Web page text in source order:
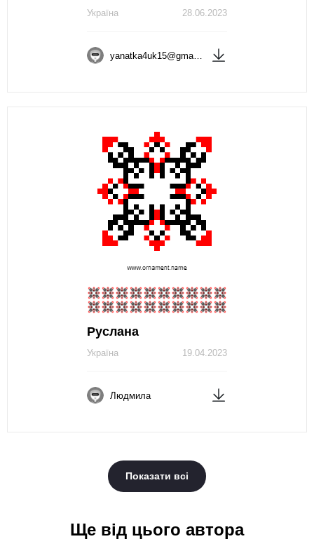
28.06.2023
Україна
yanatka4uk15@gmail.com
Руслана
19.04.2023
Україна
Людмила
Показати всі
Ще від цього автора